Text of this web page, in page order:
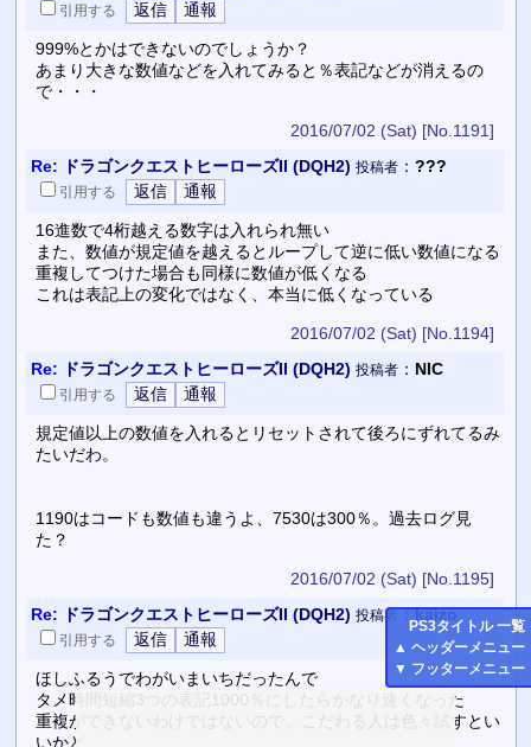
PS3タイトル 一覧
▲ ヘッダーメニュー
▼ フッターメニュー
引用する
999%とかはできないのでしょうか？
あまり大きな数値などを入れてみると％表記などが消えるの
で・・・
2016/07/02 (Sat) [No.1191]
Re: ドラゴンクエストヒーローズII (DQH2) 投稿者： ???
引用する
16進数で4桁越える数字は入れられ無い
また、数値が規定値を越えるとループして逆に低い数値になる
重複してつけた場合も同様に数値が低くなる
これは表記上の変化ではなく、本当に低くなっている
2016/07/02 (Sat) [No.1194]
Re: ドラゴンクエストヒーローズII (DQH2) 投稿者： NIC
引用する
規定値以上の数値を入れるとリセットされて後ろにずれてるみ
たいだわ。
1190はコードも数値も違うよ、7530は300％。過去ログ見
た？
2016/07/02 (Sat) [No.1195]
Re: ドラゴンクエストヒーローズII (DQH2) 投稿者：kaizo
引用する
ほしふるうでわがいまいちだったんで
タメ時間短縮3つの表記1000％にしたらかなり速くなった
重複ができないわけではないので、こだわる人は色々試すとい
いかと